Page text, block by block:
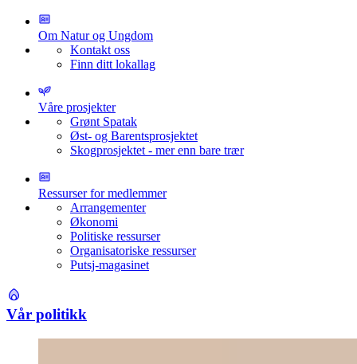
Om Natur og Ungdom
Kontakt oss
Finn ditt lokallag
Våre prosjekter
Grønt Spatak
Øst- og Barentsprosjektet
Skogprosjektet - mer enn bare trær
Ressurser for medlemmer
Arrangementer
Økonomi
Politiske ressurser
Organisatoriske ressurser
Putsj-magasinet
Vår politikk